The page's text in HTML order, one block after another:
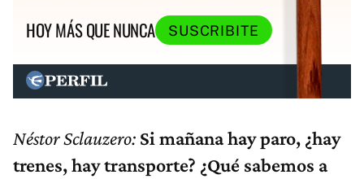
HOY MÁS QUE NUNCA
SUSCRIBITE
Néstor Sclauzero: Si mañana hay paro, ¿hay
trenes, hay transporte? ¿Qué sabemos a